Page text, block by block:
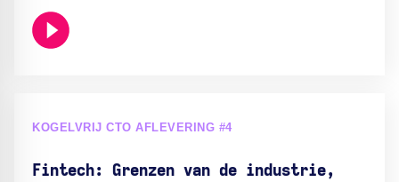
KOGELVRIJ CTO AFLEVERING #4
Fintech: Grenzen van de industrie,